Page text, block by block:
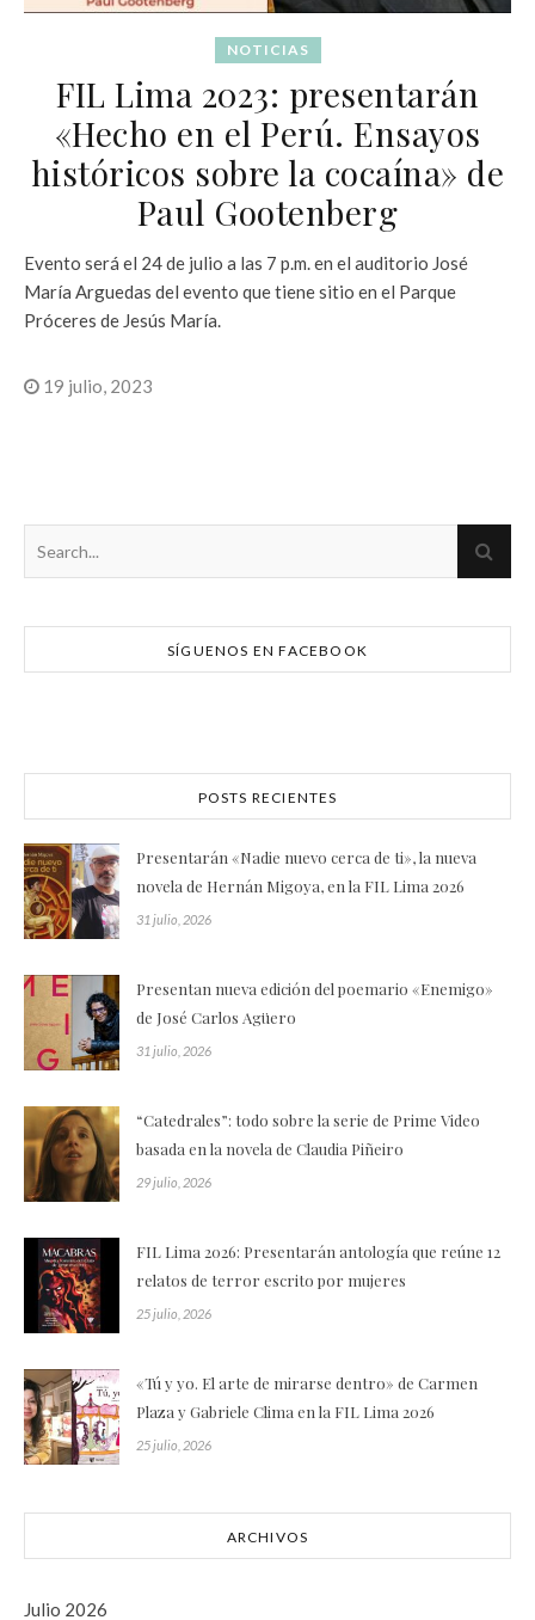
NOTICIAS
FIL Lima 2023: presentarán
«Hecho en el Perú. Ensayos
históricos sobre la cocaína» de
Paul Gootenberg
Evento será el 24 de julio a las 7 p.m. en el auditorio José
María Arguedas del evento que tiene sitio en el Parque
Próceres de Jesús María.
19 julio, 2023
SÍGUENOS EN FACEBOOK
POSTS RECIENTES
Presentarán «Nadie nuevo cerca de ti», la nueva
novela de Hernán Migoya, en la FIL Lima 2026
31 julio, 2026
Presentan nueva edición del poemario «Enemigo»
de José Carlos Agüero
31 julio, 2026
“Catedrales”: todo sobre la serie de Prime Video
basada en la novela de Claudia Piñeiro
29 julio, 2026
FIL Lima 2026: Presentarán antología que reúne 12
relatos de terror escrito por mujeres
25 julio, 2026
«Tú y yo. El arte de mirarse dentro» de Carmen
Plaza y Gabriele Clima en la FIL Lima 2026
25 julio, 2026
ARCHIVOS
Julio 2026